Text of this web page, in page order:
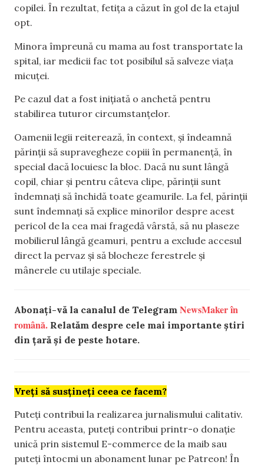
copilei. În rezultat, fetița a căzut în gol de la etajul
opt.
Minora împreună cu mama au fost transportate la
spital, iar medicii fac tot posibilul să salveze viața
micuței.
Pe cazul dat a fost inițiată o anchetă pentru
stabilirea tuturor circumstanțelor.
Oamenii legii reiterează, în context, și îndeamnă
părinții să supravegheze copiii în permanență, în
special dacă locuiesc la bloc. Dacă nu sunt lângă
copil, chiar și pentru câteva clipe, părinții sunt
îndemnați să închidă toate geamurile. La fel, părinții
sunt îndemnați să explice minorilor despre acest
pericol de la cea mai fragedă vârstă, să nu plaseze
mobilierul lângă geamuri, pentru a exclude accesul
direct la pervaz și să blocheze ferestrele și
mânerele cu utilaje speciale.
Abonați-vă la canalul de Telegram NewsMaker în
română. Relatăm despre cele mai importante știri
din țară și de peste hotare.
Vreți să susțineți ceea ce facem?
Puteți contribui la realizarea jurnalismului calitativ.
Pentru aceasta, puteți contribui printr-o donație
unică prin sistemul E-commerce de la maib sau
puteți întocmi un abonament lunar pe Patreon! În